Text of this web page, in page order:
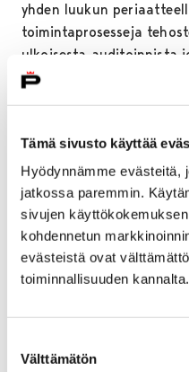
Tämä sivusto käyttää
Hyödynnämme evästeitä,
jatkossa paremmin.
sivujen
kohdennetun
evästeistä ovat
toiminnallisuuden kannalta.
valinta
Välttämätön
yhden luukun
toimintaprosesseja
ulkoisesta auditoinnista
pannaan täytäntöön.
Satakunnan
valmistellaan suun
ja vammaisten
palveluntuottajan malliin
Tehdään tiivistä
mm. ravintohuollossa,
valtuustossa 27.5.2019